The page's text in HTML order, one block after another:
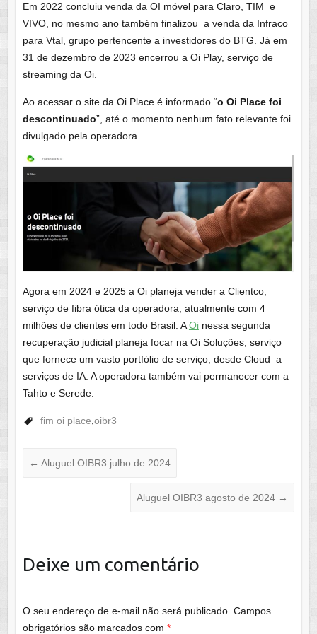
Em 2022 concluiu venda da OI móvel para Claro, TIM e
VIVO, no mesmo ano também finalizou a venda da Infraco
para Vtal, grupo pertencente a investidores do BTG. Já em
31 de dezembro de 2023 encerrou a Oi Play, serviço de
streaming da Oi.
Ao acessar o site da Oi Place é informado “o Oi Place foi
descontinuado”, até o momento nenhum fato relevante foi
divulgado pela operadora.
Agora em 2024 e 2025 a Oi planeja vender a Clientco,
serviço de fibra ótica da operadora, atualmente com 4
milhões de clientes em todo Brasil. AOinessa segunda
recuperação judicial planeja focar na Oi Soluções, serviço
que fornece um vasto portfólio de serviço, desde Cloud a
serviços de IA. A operadora também vai permanecer com a
Tahto e Serede.
fim oi place oibr3
← Aluguel OIBR3 julho de 2024
Aluguel OIBR3 agosto de 2024 →
Deixe um comentário
O seu endereço de e-mail não será publicado. Campos
obrigatórios são marcados com *